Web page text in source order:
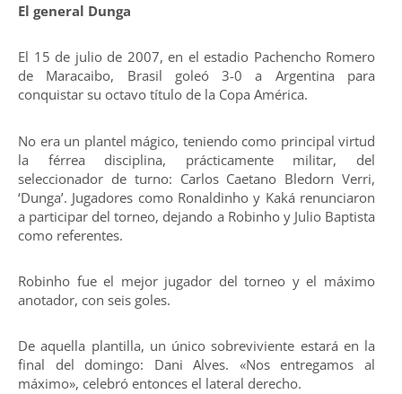
El general Dunga
El 15 de julio de 2007, en el estadio Pachencho Romero
de Maracaibo, Brasil goleó 3-0 a Argentina para
conquistar su octavo título de la Copa América.
No era un plantel mágico, teniendo como principal virtud
la férrea disciplina, prácticamente militar, del
seleccionador de turno: Carlos Caetano Bledorn Verri,
‘Dunga’. Jugadores como Ronaldinho y Kaká renunciaron
a participar del torneo, dejando a Robinho y Julio Baptista
como referentes.
Robinho fue el mejor jugador del torneo y el máximo
anotador, con seis goles.
De aquella plantilla, un único sobreviviente estará en la
final del domingo: Dani Alves. «Nos entregamos al
máximo», celebró entonces el lateral derecho.